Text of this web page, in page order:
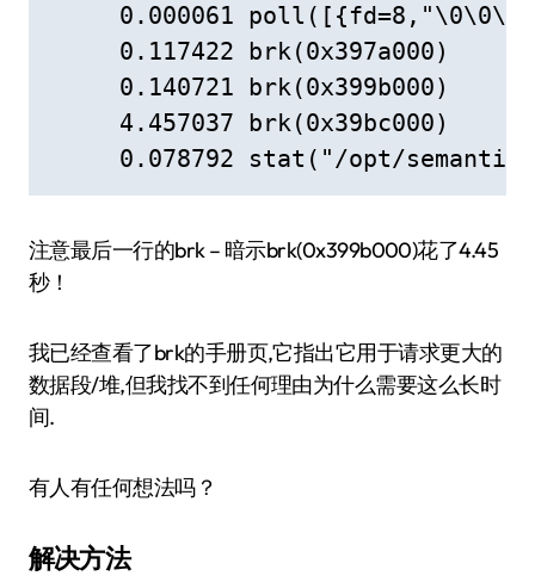
0.000061
0.117422 brk(0x397a000)
0.140721 brk(0x399b000)
4.457037 brk(0x39bc000)
注意最后一行的brk – 暗示brk(0x399b000)花了4.45
秒！
我已经查看了brk的手册页,它指出它用于请求更大的
数据段/堆,但我找不到任何理由为什么需要这么长时
间.
有人有任何想法吗？
解决方法